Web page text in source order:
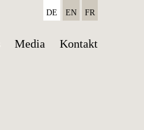
Navigation
Media Kontakt
DE EN FR